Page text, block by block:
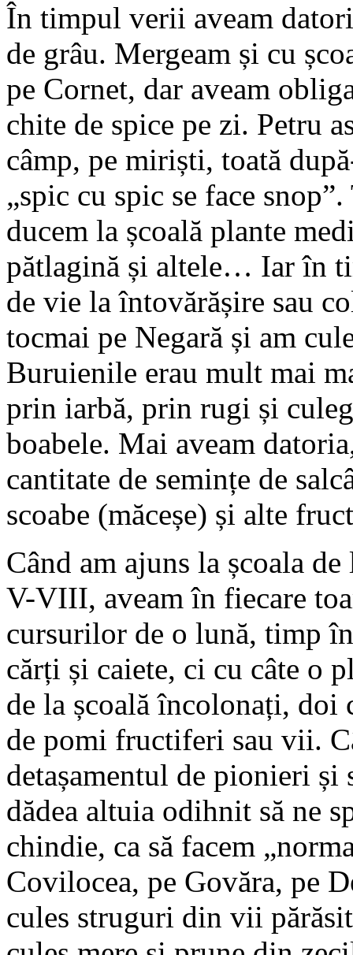
În timpul verii aveam
de grâu. Mergeam și cu
pe Cornet, dar aveam
chite de spice pe zi. Petru
câmp, pe miriști, toată
„spic cu spic se face
ducem la școală plante
pătlagină și altele… Iar în
de vie la întovărășire sau
tocmai pe Negară și am
Buruienile erau mult mai
prin iarbă, prin rugi și
boabele. Mai aveam
cantitate de semințe de
scoabe (măceșe) și alte
Când am ajuns la școala
V-VIII, aveam în fiecare
cursurilor de o lună, timp
cărți și caiete, ci cu câte o
de la școală încolonați, doi
de pomi fructiferi sau vii.
detașamentul de pionieri
dădea altuia odihnit să ne
chindie, ca să facem
Covilocea, pe Govăra, pe
cules struguri din vii